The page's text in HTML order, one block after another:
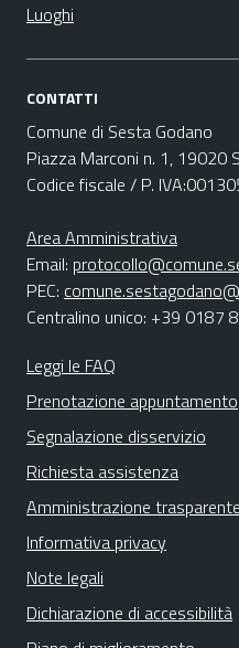
Luoghi
CONTATTI
Comune di Sesta Godano
Piazza Marconi n. 1, 19020
Codice fiscale / P.
Area Amministrativa
Email:
PEC:
Centralino unico: +39 0187
Leggi le FAQ
Prenotazione appuntamento
Segnalazione disservizio
Richiesta assistenza
Amministrazione trasparente
Informativa privacy
Note legali
Dichiarazione di accessibilità